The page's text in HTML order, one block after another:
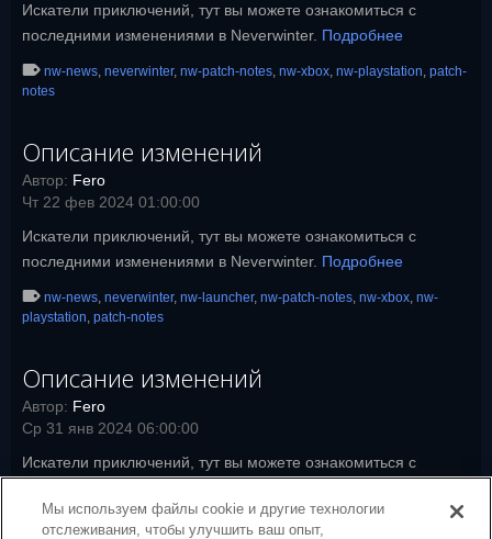
Искатели приключений, тут вы можете ознакомиться с
последними изменениями в Neverwinter. Подробнее
nw-news, neverwinter, nw-patch-notes, nw-xbox, nw-playstation, patch-
notes
Описание изменений
Автор: Fero
Чт 22 фев 2024 01:00:00
Искатели приключений, тут вы можете ознакомиться с
последними изменениями в Neverwinter. Подробнее
nw-news, neverwinter, nw-launcher, nw-patch-notes, nw-xbox, nw-
playstation, patch-notes
Описание изменений
Автор: Fero
Ср 31 янв 2024 06:00:00
Искатели приключений, тут вы можете ознакомиться с
nw-news,neverwinter, nw-launcher ,nw-patch-notes
Мы используем файлы cookie и другие технологии
отслеживания, чтобы улучшить ваш опыт,